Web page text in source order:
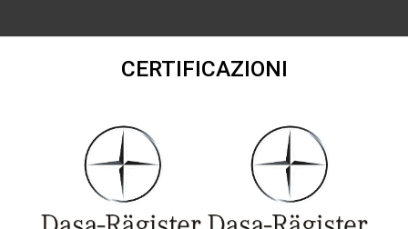
CERTIFICAZIONI